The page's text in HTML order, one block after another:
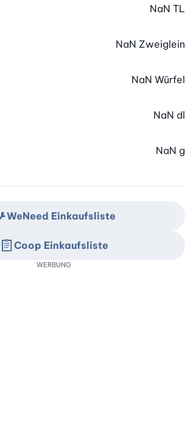
NaN TL
NaN Zweiglein
NaN Würfel
NaN dl
NaN g
WeNeed Einkaufsliste
Coop Einkaufsliste
WERBUNG